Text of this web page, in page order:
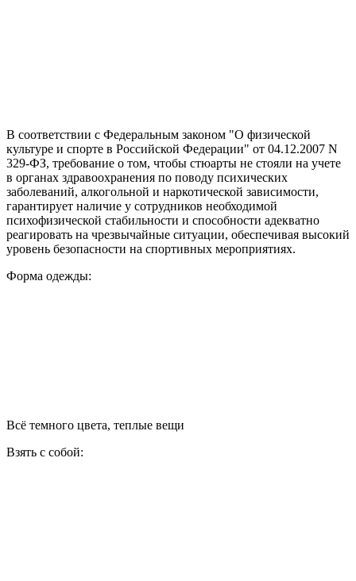
В соответствии с Федеральным законом "О физической
культуре и спорте в Российской Федерации" от 04.12.2007 N
329-ФЗ, требование о том, чтобы стюарты не стояли на учете
в органах здравоохранения по поводу психических
заболеваний, алкогольной и наркотической зависимости,
гарантирует наличие у сотрудников необходимой
психофизической стабильности и способности адекватно
реагировать на чрезвычайные ситуации, обеспечивая высокий
уровень безопасности на спортивных мероприятиях.
Форма одежды:
Всё темного цвета, теплые вещи
Взять с собой: